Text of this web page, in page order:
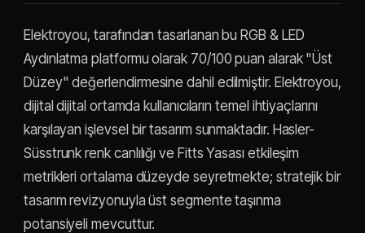
Elektroyou, tarafından tasarlanan bu RGB & LED
Aydınlatma platformu olarak 70/100 puan alarak "Üst
Düzey" değerlendirmesine dahil edilmiştir. Elektroyou,
dijital dijital ortamda kullanıcıların temel ihtiyaçlarını
karşılayan işlevsel bir tasarım sunmaktadır. Hasler-
Süsstrunk renk canlılığı ve Fitts Yasası etkileşim
metrikleri ortalama düzeyde seyretmekte; stratejik bir
tasarım revizyonuyla üst segmente taşınma
potansiyeli mevcuttur.